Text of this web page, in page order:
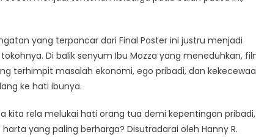
yang terpancar dari Final Poster ini justru menjadi
Di balik senyum Ibu Mozza yang meneduhkan,
terhimpit masalah ekonomi, ego pribadi, dan
ke hati ibunya.
kita rela melukai hati orang tua demi kepentingan pribadi,
yang paling berharga? Disutradarai oleh Hanny R.